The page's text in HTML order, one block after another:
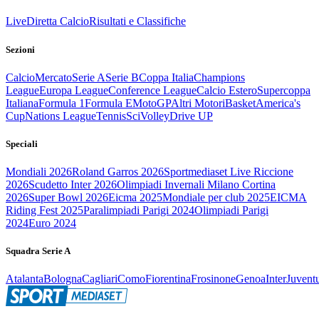
LiveDiretta CalcioRisultati e Classifiche
Sezioni
CalcioMercatoSerie ASerie BCoppa ItaliaChampions
LeagueEuropa LeagueConference LeagueCalcio EsteroSupercoppa
ItalianaFormula 1Formula EMotoGPAltri MotoriBasketAmerica's
CupNations LeagueTennisSciVolleyDrive UP
Speciali
Mondiali 2026Roland Garros 2026Sportmediaset Live Riccione
2026Scudetto Inter 2026Olimpiadi Invernali Milano Cortina
2026Super Bowl 2026Eicma 2025Mondiale per club 2025EICMA
Riding Fest 2025Paralimpiadi Parigi 2024Olimpiadi Parigi
2024Euro 2024
Squadra Serie A
AtalantaBolognaCagliariComoFiorentinaFrosinoneGenoaInter